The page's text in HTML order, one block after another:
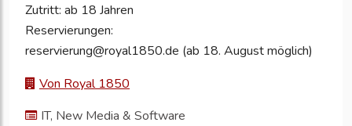
Zutritt: ab 18 Jahren
Reservierungen:
reservierung@royal1850.de (ab 18. August möglich)
Von Royal 1850
IT, New Media & Software